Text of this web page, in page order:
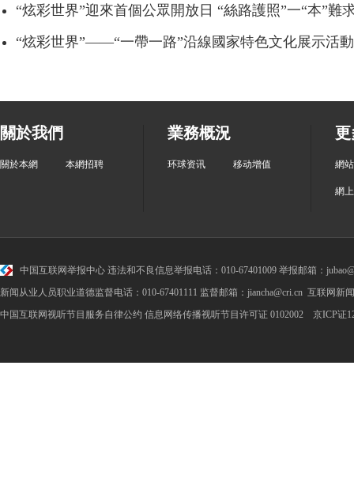
“炫彩世界”迎來首個公眾開放日 “絲路護照”一“本”難
“炫彩世界”——“一帶一路”沿線國家特色文化展示活
關於我們
關於本網 本網招聘
業務概況
环球资讯 移动增值 網
網
中国互联网举报中心 违法和不良信息举报电话：010-67401009 举报邮箱：
新闻从业人员职业道德监督电话：010-67401111 监督邮箱：jiancha@cri.cn 互联网新
中国互联网视听节目服务自律公约 信息网络传播视听节目许可证 0102002 京ICP